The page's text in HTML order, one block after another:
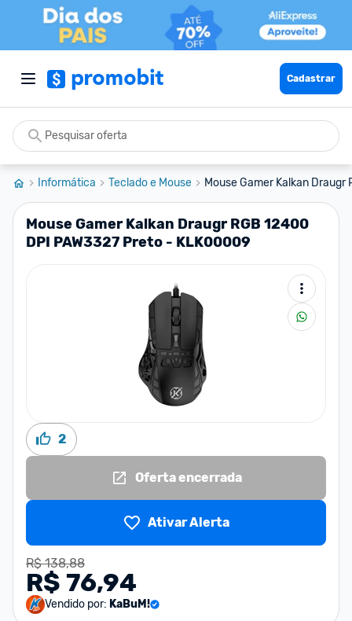
Cadastrar
Informática Teclado e Mouse Mouse Gamer Kalkan Draugr
Mouse Gamer Kalkan Draugr RGB 12400
DPI PAW3327 Preto - KLK00009
2
Oferta encerrada
Ativar Alerta
R$ 138,88
R$ 76,94
Vendido por: KaBuM!